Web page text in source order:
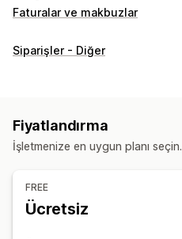
Faturalar ve makbuzlar
Belge türleri
Özelleştirme
Gönderen e-postası
Logolar
Çoklu para birimi
Siparişler - Diğer
Fiyatlandırma
İşletmenize en uygun planı seçin.
FREE
Ücretsiz